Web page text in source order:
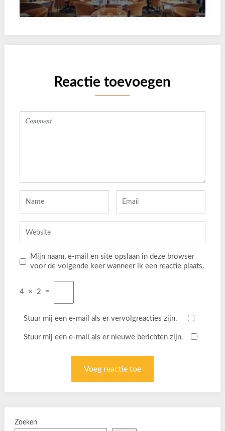
Reactie toevoegen
Mijn naam, e-mail en site opslaan in deze browser
voor de volgende keer wanneer ik een reactie plaats.
4 × 2 =
Stuur mij een e-mail als er vervolgreacties zijn.
Stuur mij een e-mail als er nieuwe berichten zijn.
Zoeken